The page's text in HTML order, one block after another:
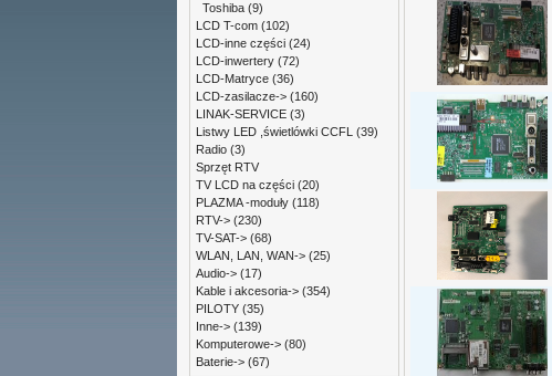
Toshiba (9)
LCD T-com (102)
LCD-inne części (24)
LCD-inwertery (72)
LCD-Matryce (36)
LCD-zasilacze-> (160)
LINAK-SERVICE (3)
Listwy LED ,świetlówki CCFL
(39)
Radio (3)
Sprzęt RTV
TV LCD na części (20)
PLAZMA -moduły (118)
RTV-> (230)
TV-SAT-> (68)
WLAN, LAN, WAN-> (25)
Audio-> (17)
Kable i akcesoria-> (354)
PILOTY (35)
Inne-> (139)
Komputerowe-> (80)
Baterie-> (67)